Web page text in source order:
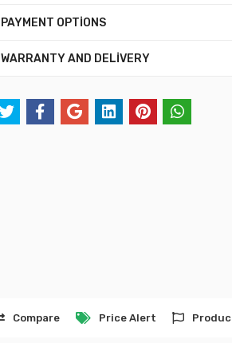
PAYMENT OPTİONS
WARRANTY AND DELİVERY
Compare Price Alert